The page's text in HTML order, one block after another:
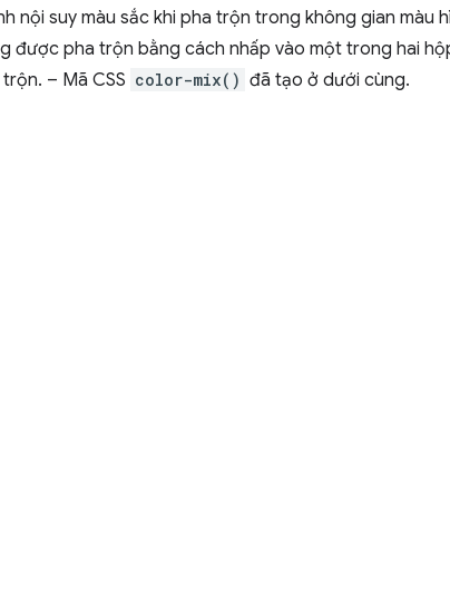
nội suy màu sắc khi pha trộn trong không gian màu
được pha trộn bằng cách nhấp vào một trong hai
– Mã CSS color-mix() đã tạo ở dưới cùng.